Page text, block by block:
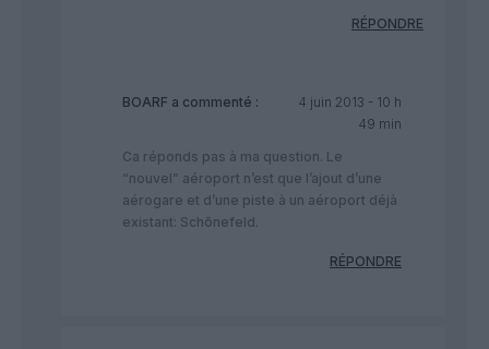
RÉPONDRE
BOARF a commenté :
4 juin 2013 - 10 h
49 min
Ca réponds pas à ma question. Le
“nouvel” aéroport n’est que l’ajout d’une
aérogare et d’une piste à un aéroport déjà
existant: Schōnefeld.
RÉPONDRE